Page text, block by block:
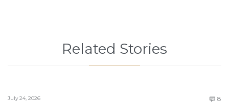
Related Stories
July 24, 2026  8